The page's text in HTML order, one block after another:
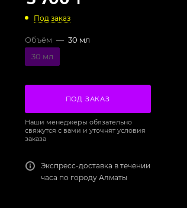
Под заказ
Объём — 30 мл
30 мл
ПОД ЗАКАЗ
Наши менеджеры обязательно
свяжутся с вами и уточнят условия
заказа
Экспресс-доставка в течении
часа по городу Алматы